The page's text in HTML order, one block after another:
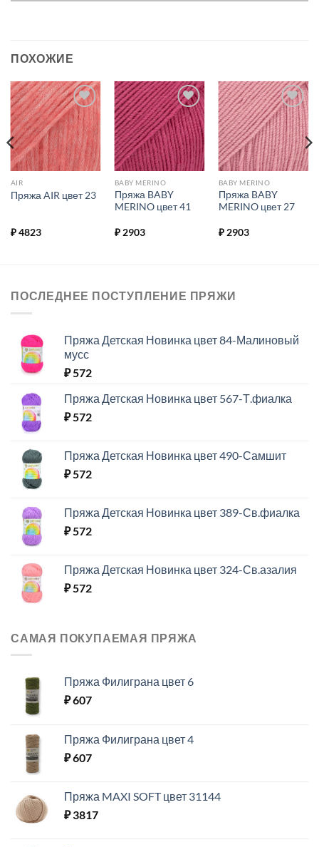
ПОХОЖИЕ
Добавить в
избранное.
AIR
Пряжа AIR цвет 23
₽4823
Добавить в
избранное.
BABY MERINO
Пряжа BABY
MERINO цвет 41
₽2903
Добавить в
избранное.
BABY MERINO
Пряжа BABY
MERINO цвет 27
₽2903
ПОСЛЕДНЕЕ ПОСТУПЛЕНИЕ ПРЯЖИ
Пряжа Детская Новинка цвет 84-Малиновый
мусс
₽572
Пряжа Детская Новинка цвет 567-Т.фиалка
₽572
Пряжа Детская Новинка цвет 490-Самшит
₽572
Пряжа Детская Новинка цвет 389-Св.фиалка
₽572
Пряжа Детская Новинка цвет 324-Св.азалия
₽572
САМАЯ ПОКУПАЕМАЯ ПРЯЖА
Пряжа Филиграна цвет 6
₽607
Пряжа Филиграна цвет 4
₽607
Пряжа MAXI SOFT цвет 31144
₽3817